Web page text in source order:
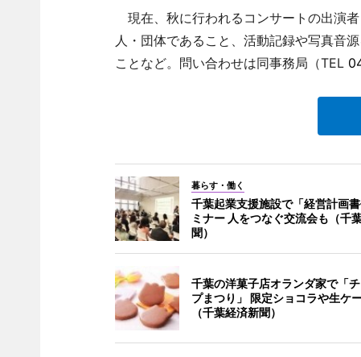
現在、秋に行われるコンサートの出演
人・団体であること、活動記録や写真音
ことなど。問い合わせは同事務局（TEL
暮らす・働く
千葉起業支援施設で「経営計画
ミナー 人をつなぐ交流会も（千
聞）
千葉の洋菓子店オランダ家で「
プまつり」 限定ショコラや生ケ
（千葉経済新聞）